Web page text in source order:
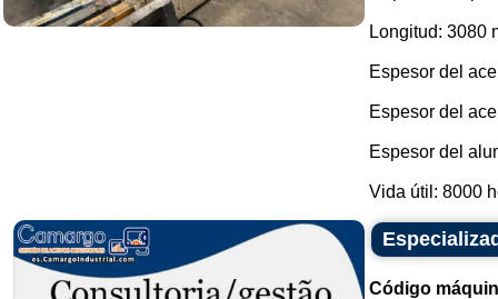
Longitud: 3080
Espesor del
Espesor del
Espesor del
Vida útil: 8000
Código